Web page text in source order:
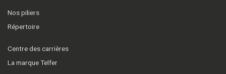
Nos piliers
Répertoire
Centre des carrières
La marque Telfer